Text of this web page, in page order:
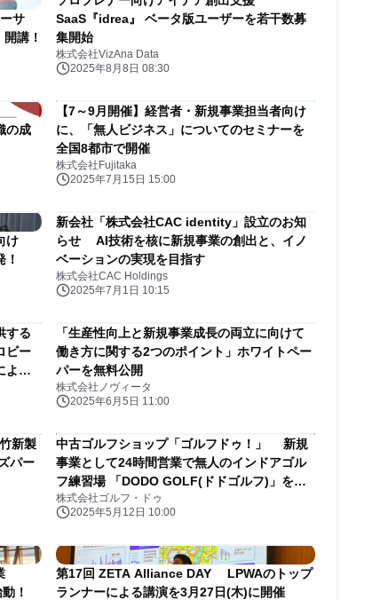
サ
講！
SaaS『idrea』 ベータ版ユーザーを若干数募
集開始
株式会社VizAna Data
2025年8月8日 08:30
の成
【7～9月開催】経営者・新規事業担当者向け
に、「無人ビジネス」についてのセミナーを
全国8都市で開催
株式会社Fujitaka
2025年7月15日 15:00
け
！
新会社「株式会社CAC identity」設立のお知
らせ AI技術を核に新規事業の創出と、イノ
ベーションの実現を目指す
株式会社CAC Holdings
2025年7月1日 10:15
する
ビー
より
「生産性向上と新規事業成長の両立に向けて
働き方に関する2つのポイント」ホワイトペー
パーを無料公開
株式会社ノヴィータ
2025年6月5日 11:00
新製
パー
中古ゴルフショップ「ゴルフドゥ！」 新規
事業として24時間営業で無人のインドアゴル
フ練習場 「DODO GOLF(ドドゴルフ)」を
2025年6月にスタート！
株式会社ゴルフ・ドゥ
2025年5月12日 10:00
！
第17回 ZETA Alliance DAY LPWAのトップ
ランナーによる講演を3月27日(木)に開催